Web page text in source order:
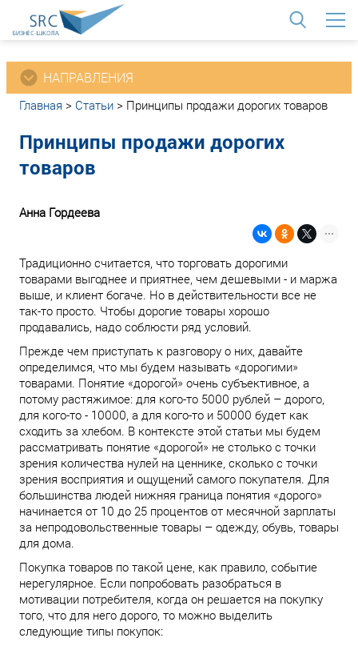
НАПРАВЛЕНИЯ
Главная > Статьи > Принципы продажи дорогих товаров
Принципы продажи дорогих
товаров
Анна Гордеева
Традиционно считается, что торговать дорогими
товарами выгоднее и приятнее, чем дешевыми - и маржа
выше, и клиент богаче. Но в действительности все не
так-то просто. Чтобы дорогие товары хорошо
продавались, надо соблюсти ряд условий.
Прежде чем приступать к разговору о них, давайте
определимся, что мы будем называть «дорогими»
товарами. Понятие «дорогой» очень субъективное, а
потому растяжимое: для кого-то 5000 рублей – дорого,
для кого-то - 10000, а для кого-то и 50000 будет как
сходить за хлебом. В контексте этой статьи мы будем
рассматривать понятие «дорогой» не столько с точки
зрения количества нулей на ценнике, сколько с точки
зрения восприятия и ощущений самого покупателя. Для
большинства людей нижняя граница понятия «дорого»
начинается от 10 до 25 процентов от месячной зарплаты
за непродовольственные товары – одежду, обувь, товары
для дома.
Покупка товаров по такой цене, как правило, событие
нерегулярное. Если попробовать разобраться в
мотивации потребителя, когда он решается на покупку
того, что для него дорого, то можно выделить
следующие типы покупок: